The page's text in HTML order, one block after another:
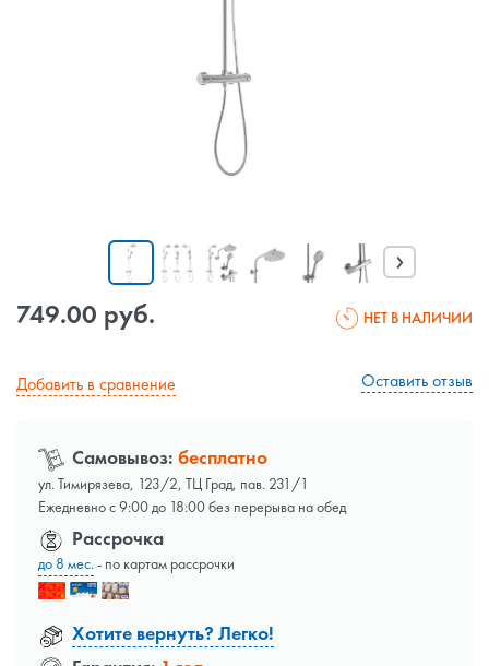
›
749.00 руб. НЕТ В НАЛИЧИИ
Добавить в сравнение Оставить отзыв
Самовывоз: бесплатно
ул. Тимирязева, 123/2, ТЦ Град, пав. 231/1
Ежедневно с 9:00 до 18:00 без перерыва на обед
Рассрочка
до 8 мес. - по картам рассрочки
Хотите вернуть? Легко!